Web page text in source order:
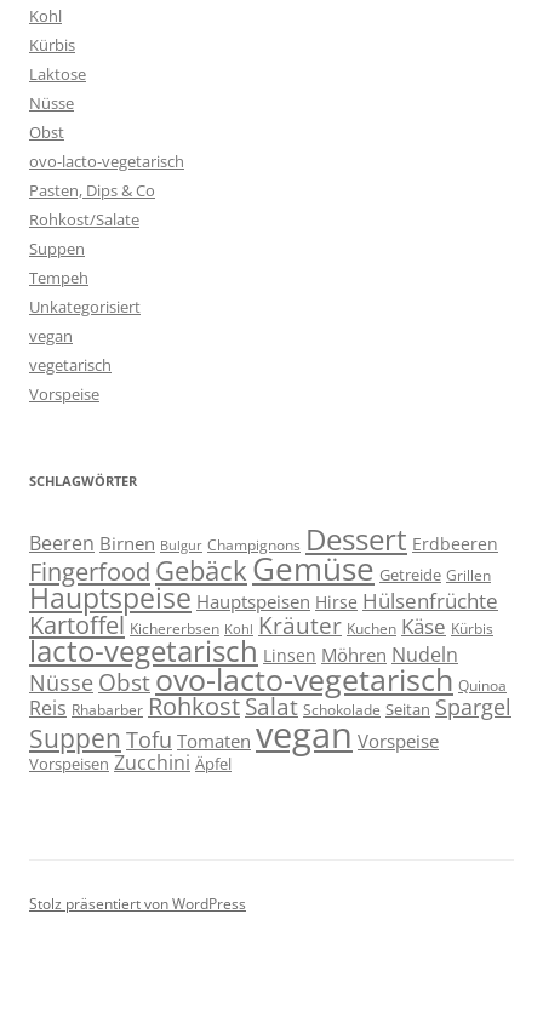
Kohl
Kürbis
Laktose
Nüsse
Obst
ovo-lacto-vegetarisch
Pasten, Dips & Co
Rohkost/Salate
Suppen
Tempeh
Unkategorisiert
vegan
vegetarisch
Vorspeise
SCHLAGWÖRTER
Beeren Birnen Bulgur Champignons Dessert Erdbeeren
Fingerfood Gebäck Gemüse Getreide Grillen
Hauptspeise Hauptspeisen Hirse Hülsenfrüchte
Kartoffel Kichererbsen Kohl Kräuter Kuchen Käse Kürbis
lacto-vegetarisch Linsen Möhren Nudeln
Nüsse Obstovo-lacto-vegetarisch Quinoa
Reis Rhabarber RohkostSalat Schokolade Seitan Spargel
Suppen Tofu Tomaten vegan Vorspeise
Vorspeisen Zucchini Äpfel
Stolz präsentiert von WordPress